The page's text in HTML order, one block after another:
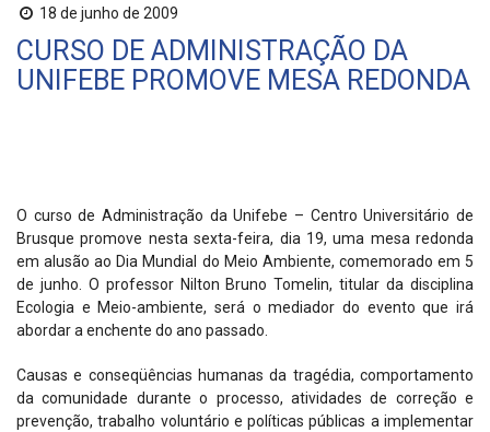
18 de junho de 2009
CURSO DE ADMINISTRAÇÃO DA
UNIFEBE PROMOVE MESA REDONDA
O curso de Administração da Unifebe – Centro Universitário de
Brusque promove nesta sexta-feira, dia 19, uma mesa redonda
em alusão ao Dia Mundial do Meio Ambiente, comemorado em 5
de junho. O professor Nilton Bruno Tomelin, titular da disciplina
Ecologia e Meio-ambiente, será o mediador do evento que irá
abordar a enchente do ano passado.
Causas e conseqüências humanas da tragédia, comportamento
da comunidade durante o processo, atividades de correção e
prevenção, trabalho voluntário e políticas públicas a implementar